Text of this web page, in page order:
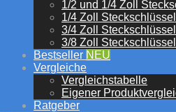
1/2 und 1/4 Zoll
1/4 Zoll
3/4 Zoll
3/8 Zoll
Bestseller NEU
Vergleiche
Vergleichstabelle
Eigener
Ratgeber